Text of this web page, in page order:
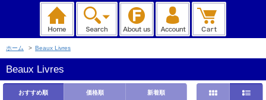
ホーム > Beaux Livres
Beaux Livres
おすすめ順 価格順 新着順